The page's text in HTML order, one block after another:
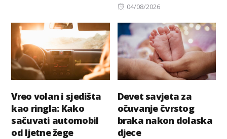
Posted
04/08/2026
Vreo volan i sjedišta
kao ringla: Kako
sačuvati automobil
od ljetne žege
Devet savjeta za
očuvanje čvrstog
braka nakon dolaska
djece